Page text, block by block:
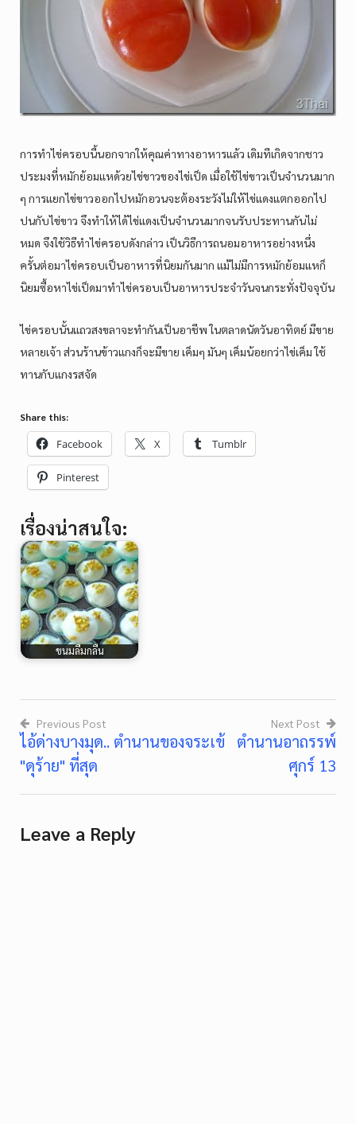
การทำไข่ครอบนี้นอกจากให้คุณค่าทางอาหารแล้ว เดิมทีเกิดจากชาว
ประมงที่หมักย้อมแหด้วยไข่ขาวของไข่เป็ด เมื่อใช้ไข่ขาวเป็นจำนวนมาก
ๆ การแยกไข่ขาวออกไปหมักอวนจะต้องระวังไม่ให้ไข่แดงแตกออกไป
ปนกับไข่ขาว จึงทำให้ได้ไข่แดงเป็นจำนวนมากจนรับประทานกันไม่
หมด จึงใช้วิธีทำไข่ครอบดังกล่าว เป็นวิธีการถนอมอาหารอย่างหนึ่ง
ครั้นต่อมาไข่ครอบเป็นอาหารที่นิยมกันมาก แม้ไม่มีการหมักย้อมแหก็
นิยมซื้อหาไข่เป็ดมาทำไข่ครอบเป็นอาหารประจำวันจนกระทั่งปัจจุบัน
ไข่ครอบนั้นแถวสงขลาจะทำกันเป็นอาชีพ ในตลาดนัดวันอาทิตย์ มีขาย
หลายเจ้า ส่วนร้านข้าวแกงก็จะมีขาย เค็มๆ มันๆ เค็มน้อยกว่าไข่เค็ม ใช้
ทานกับแกงรสจัด
Share this:
Facebook X Tumblr
Pinterest
เรื่องน่าสนใจ:
ขนมลืมกลืน
Post
navigation
Previous Post
ไอ้ด่างบางมุด.. ตำนานของจระเข้
"ดุร้าย" ที่สุด
Next Post
ตำนานอาถรรพ์
ศุกร์ 13
Leave a Reply